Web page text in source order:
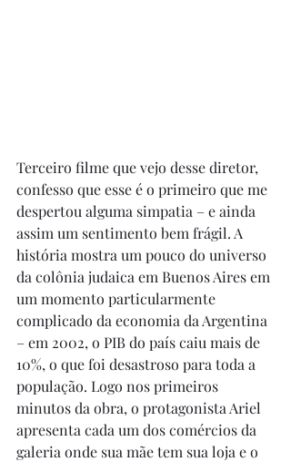
Terceiro filme que vejo desse diretor,
confesso que esse é o primeiro que me
despertou alguma simpatia – e ainda
assim um sentimento bem frágil. A
história mostra um pouco do universo
da colônia judaica em Buenos Aires em
um momento particularmente
complicado da economia da Argentina
– em 2002, o PIB do país caiu mais de
10%, o que foi desastroso para toda a
população. Logo nos primeiros
minutos da obra, o protagonista Ariel
apresenta cada um dos comércios da
galeria onde sua mãe tem sua loja e o